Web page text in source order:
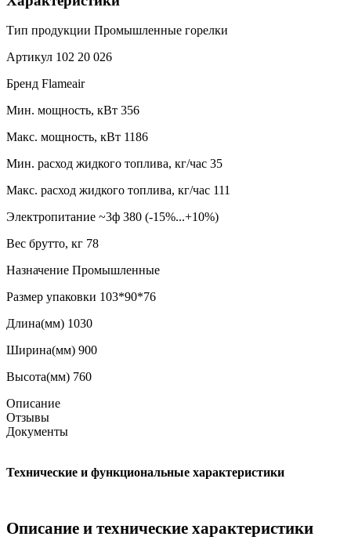
Тип продукции Промышленные горелки
Артикул 102 20 026
Бренд Flameair
Мин. мощность, кВт 356
Макс. мощность, кВт 1186
Мин. расход жидкого топлива, кг/час 35
Макс. расход жидкого топлива, кг/час 111
Электропитание ~3ф 380 (-15%...+10%)
Вес брутто, кг 78
Назначение Промышленные
Размер упаковки 103*90*76
Длина(мм) 1030
Ширина(мм) 900
Высота(мм) 760
Описание
Отзывы
Документы
Технические и функциональные характеристики
Описание и технические характеристики